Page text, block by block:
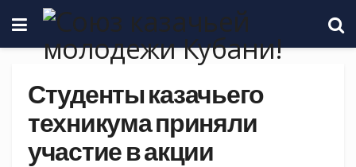
Студенты казачьего
техникума приняли
участие в акции